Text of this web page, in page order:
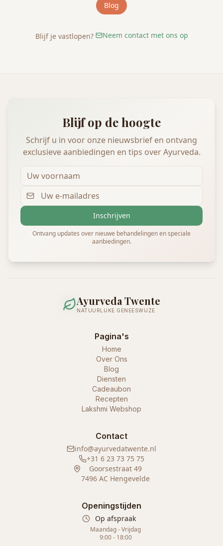
Blog
Blijf je vastlopen? Neem contact met ons op
Blijf op de hoogte
Schrijf u in voor onze nieuwsbrief en ontvang
exclusieve aanbiedingen en tips over Ayurveda.
Inschrijven
Ontvang updates over nieuwe behandelingen en speciale
aanbiedingen.
Ayurveda Twente
NATUURLIJKE GENEESWIJZE
Pagina's
Home
Over Ons
Blog
Diensten
Cadeaubon
Recepten
Lakshmi Webshop
Contact
info@ayurvedatwente.nl
+31 6 23 73 75 75
Goorsestraat 49
7496 AC Hengevelde
Openingstijden
Op afspraak
Maandag - Vrijdag
9:00 - 18:00